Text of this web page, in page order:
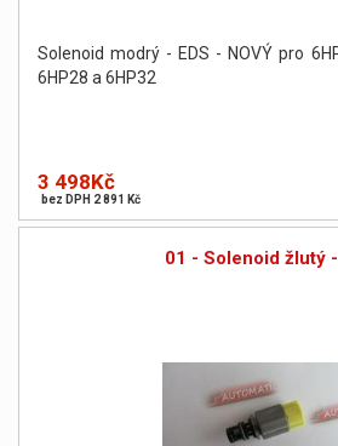
Solenoid modrý - EDS - NOVÝ pro
6HP28 a 6HP32
3 498Kč
bez DPH 2 891 Kč
01 - Solenoid žlutý -